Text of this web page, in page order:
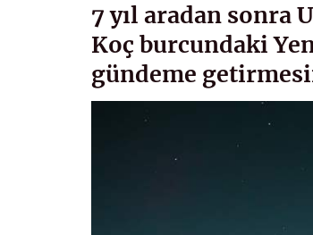
7 yıl aradan sonra
Koç burcundaki
gündeme